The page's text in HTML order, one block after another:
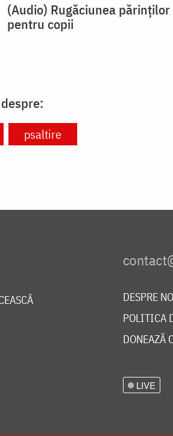
(Audio) Rugăciunea părinților
pentru copii
psaltire
DESPRE
POLITICA
DONEAZĂ
LIVE